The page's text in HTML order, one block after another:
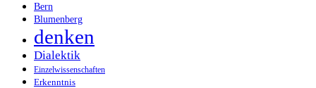
Bern
Blumenberg
denken
Dialektik
Einzelwissenschaften
Erkenntnis